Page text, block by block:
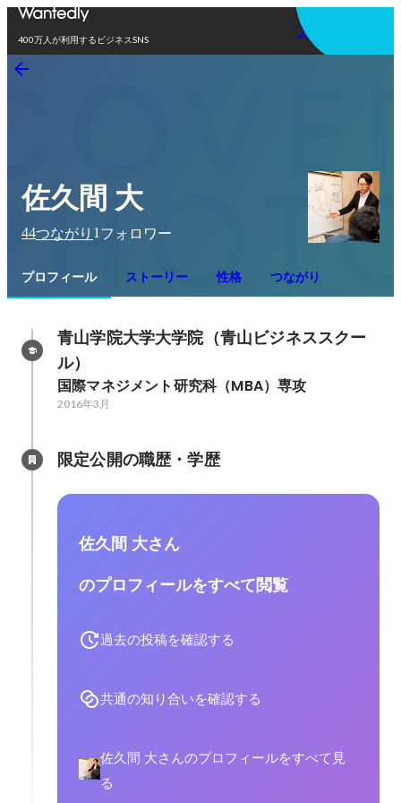
400万人が利用するビジネスSNS
アプリを使う
佐久間 大
44つながり 1 フォロワー
プロフィール ストーリー 性格 つながり
青山学院大学大学院（青山ビジネススクー
ル）
国際マネジメント研究科（MBA）専攻
2016年3月
限定公開の職歴・学歴
佐久間 大さん
のプロフィールをすべて閲覧
過去の投稿を確認する
共通の知り合いを確認する
佐久間 大さんのプロフィールをすべて見
る